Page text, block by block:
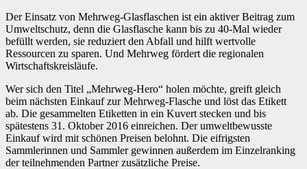
Der Einsatz von Mehrweg-Glasflaschen ist ein aktiver Beitrag zum
Umweltschutz, denn die Glasflasche kann bis zu 40-Mal wieder
befüllt werden, sie reduziert den Abfall und hilft wertvolle
Ressourcen zu sparen. Und Mehrweg fördert die regionalen
Wirtschaftskreisläufe.
Wer sich den Titel „Mehrweg-Hero“ holen möchte, greift gleich
beim nächsten Einkauf zur Mehrweg-Flasche und löst das Etikett
ab. Die gesammelten Etiketten in ein Kuvert stecken und bis
spätestens 31. Oktober 2016 einreichen. Der umweltbewusste
Einkauf wird mit schönen Preisen belohnt. Die eifrigsten
Sammlerinnen und Sammler gewinnen außerdem im Einzelranking
der teilnehmenden Partner zusätzliche Preise.